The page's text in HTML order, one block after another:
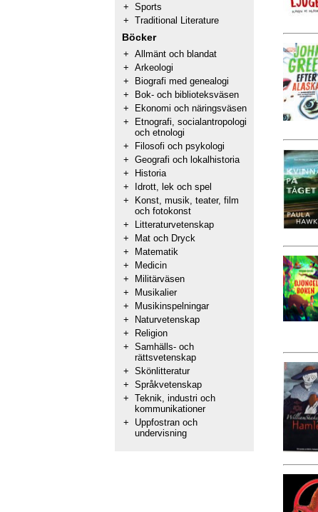
+ Sports
+ Traditional Literature
Böcker
+ Allmänt och blandat
+ Arkeologi
+
Biografi med genealogi
+
Bok- och biblioteksväsen
+
Ekonomi och näringsväsen
+
Etnografi, socialantropologi
och etnologi
+
Filosofi och psykologi
+ Geografi och lokalhistoria
+
Historia
+
Idrott, lek och spel
+
Konst, musik, teater, film
och fotokonst
+
Litteraturvetenskap
+
Mat och Dryck
+
Matematik
+
Medicin
+
Militärväsen
+
Musikalier
+
Musikinspelningar
+
Naturvetenskap
+
Religion
+ Samhälls- och
rättsvetenskap
+ Skönlitteratur
+ Språkvetenskap
+ Teknik, industri och
kommunikationer
+
Uppfostran och
undervisning